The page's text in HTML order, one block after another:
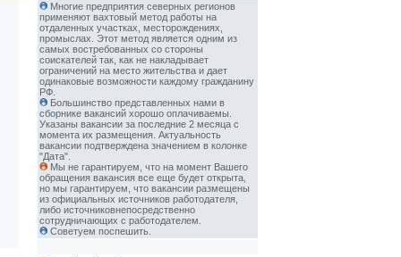
Многие предприятия северных регионов
применяют вахтовый метод работы на
отдаленных участках, месторождениях,
промыслах. Этот метод является одним из
самых востребованных со стороны
соискателей так, как не накладывает
ограничений на место жительства и дает
одинаковые возможности каждому гражданину
РФ.
Большинство представленных нами в
сборнике вакансий хорошо оплачиваемы.
Указаны вакансии за последние 2 месяца с
момента их размещения. Актуальность
вакансии подтверждена значением в колонке
"Дата".
Мы не гарантируем, что на момент Вашего
обращения вакансия все еще будет открыта,
но мы гарантируем, что вакансии размещены
из официальных источников работодателя,
либо источниковнепосредственно
сотрудничающих с работодателем.
Советуем поспешить.